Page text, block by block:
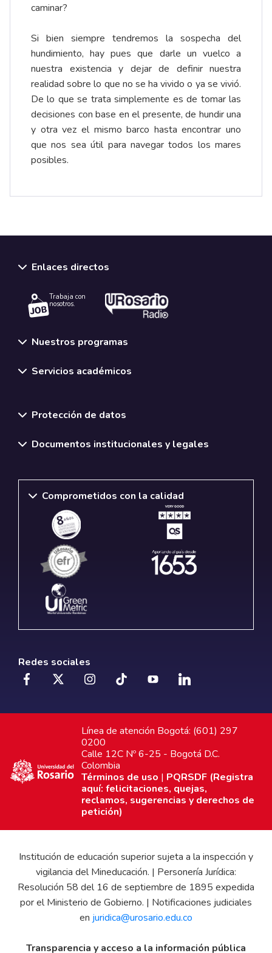
caminar?
Si bien siempre tendremos la sospecha del
hundimiento, hay pues que darle un vuelco a
nuestra existencia y dejar de definir nuestra
realidad sobre lo que no se ha vivido o ya se vivió.
De lo que se trata simplemente es de tomar las
decisiones con base en el presente, de hundir una
y otra vez el mismo barco hasta encontrar uno
que nos sea útil para navegar todos los mares
posibles.
Enlaces directos
Trabaja con
nosotros.
Nuestros programas
Servicios académicos
Protección de datos
Documentos institucionales y legales
Comprometidos con la calidad
Redes sociales
Línea de atención Bogotá: (601) 297
0200
Calle 12C Nº 6-25 - Bogotá D.C.
Colombia
Términos de uso | PQRSDF (Registra
aquí: felicitaciones, quejas,
reclamos, sugerencias y derechos de
petición)
Institución de educación superior sujeta a la inspección y
vigilancia del Mineducación. | Personería Jurídica:
Resolución 58 del 16 de septiembre de 1895 expedida
por el Ministerio de Gobierno. | Notificaciones judiciales
en juridica@urosario.edu.co
Transparencia y acceso a la información pública